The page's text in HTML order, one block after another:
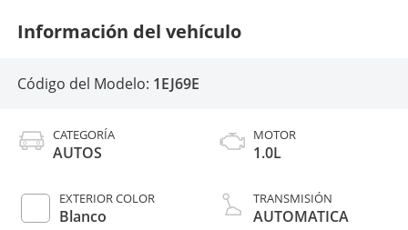
Información del vehículo
Código del Modelo: 1EJ69E
CATEGORÍA
AUTOS
EXTERIOR COLOR
Blanco
MOTOR
1.0L
TRANSMISIÓN
AUTOMATICA